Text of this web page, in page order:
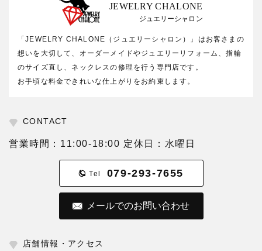
JEWELRY CHALONE
ジュエリーシャロン
「JEWELRY CHALONE（ジュエリーシャロン）」はお客さまの
想いを大切して、オーダーメイドやジュエリーリフォーム、指輪
のサイズ直し、ネックレスの修理を行う専門店です。
お手頃な料金できれいな仕上がりをお約束します。
CONTACT
営業時間：11:00-18:00 定休日：水曜日
Tel 079-293-7655
メールでのお問い合わせ
店舗情報・アクセス